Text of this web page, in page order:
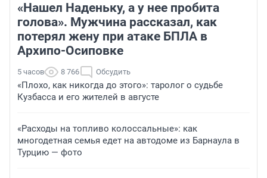
«Нашел Наденьку, а у нее пробита
голова». Мужчина рассказал, как
потерял жену при атаке БПЛА в
Архипо-Осиповке
5 часов 8 766 Обсудить
«Плохо, как никогда до этого»: таролог о судьбе
Кузбасса и его жителей в августе
«Расходы на топливо колоссальные»: как
многодетная семья едет на автодоме из Барнаула в
Турцию — фото